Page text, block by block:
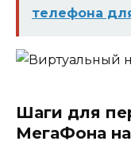
телефона
Шаги для
МегаФона